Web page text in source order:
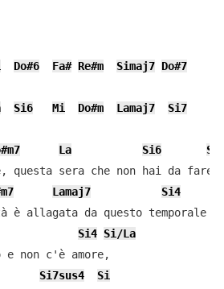
Do#6 Fa# Re#m Simaj7 Do#7
Si6 Mi Do#m Lamaj7 Si7
La Si6
Si
questa sera che non hai da fare
Lamaj7 Si4
è allagata da questo temporale
Si4 Si/La
e non c'è amore,
Si7sus4
Si